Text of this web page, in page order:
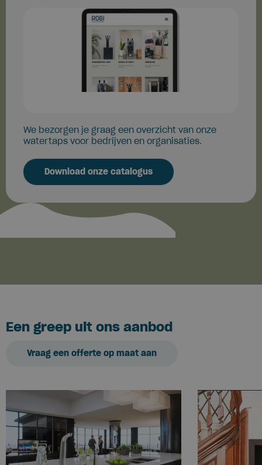
We bezorgen je graag een overzicht van onze
watertaps voor bedrijven en organisaties.
Download onze catalogus
Een greep uit ons aanbod
Vraag een offerte op maat aan